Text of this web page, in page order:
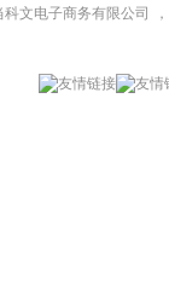
科文电子商务有限公司